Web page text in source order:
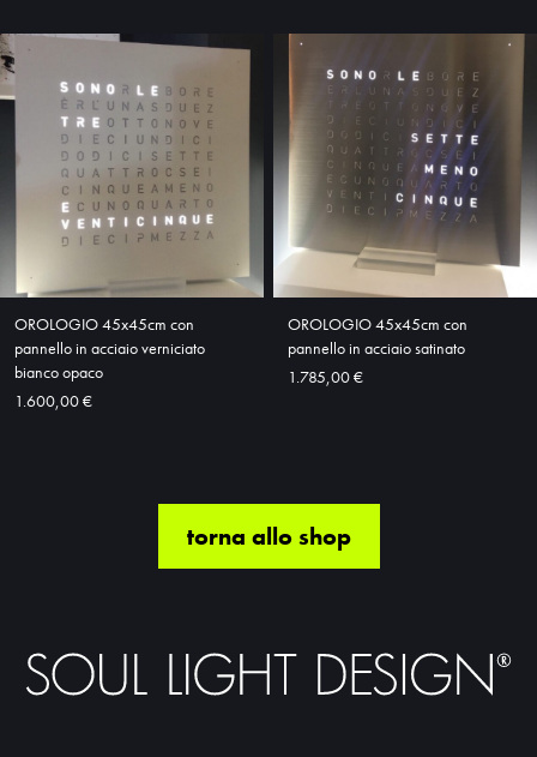
OROLOGIO 45x45cm con
pannello in acciaio verniciato
bianco opaco
1.600,00 €
OROLOGIO 45x45cm con
pannello in acciaio satinato
1.785,00 €
torna allo shop